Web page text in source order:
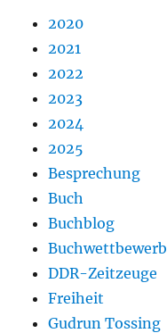
2020
2021
2022
2023
2024
2025
Besprechung
Buch
Buchblog
Buchwettbewerb
DDR-Zeitzeuge
Freiheit
Gudrun Tossing